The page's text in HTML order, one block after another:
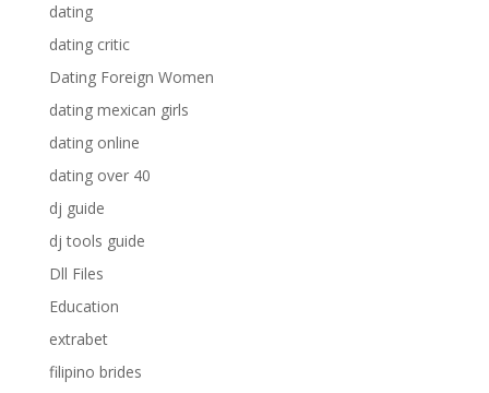
dating
dating critic
Dating Foreign Women
dating mexican girls
dating online
dating over 40
dj guide
dj tools guide
Dll Files
Education
extrabet
filipino brides